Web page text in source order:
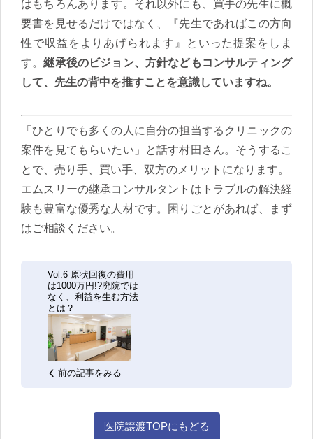
はもちろんあります。それ以外にも、買手の先生に概
要書を見せるだけではなく、『先生であればこの方向
性で収益をよりあげられます』といった提案をしま
す。継承後のビジョン、方針などもコンサルティング
して、先生の背中を推すことを意識していますね。
「ひとりでも多くの人に自分の担当するクリニックの
案件を見てもらいたい」と話す村田さん。そうするこ
とで、売り手、買い手、双方のメリットになります。
エムスリーの継承コンサルタントはトラブルの解決経
験も豊富な優秀な人材です。困りごとがあれば、まず
はご相談ください。
Vol.6 原状回復の費用
は1000万円!?廃院では
なく、利益を生む方法
とは？
前の記事をみる
医院譲渡TOPにもどる